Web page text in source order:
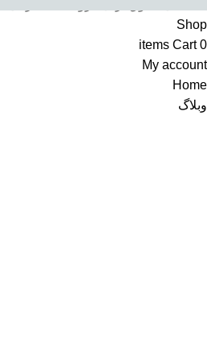
Shop
0
items Cart
My account
Home
وبلاگ